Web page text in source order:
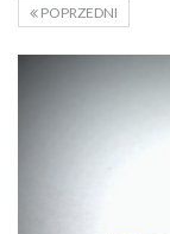
POPRZEDNI